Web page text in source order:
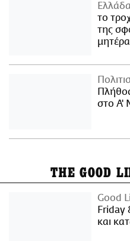
Ελλάδα
το
της
μητέρα
στο Α'
THE GOOD
Good
Friday
και